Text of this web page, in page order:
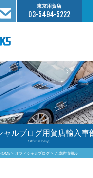
東京用賀店
03-5494-5222
在庫情報
オーダー販売
工場サービス
保証について
ャルブログ用賀店輸入車
Official blog
オフィシャルブログ ご成約情報♪♪